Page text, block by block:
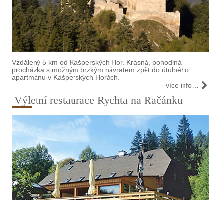
Vzdálený 5 km od Kašperských Hor. Krásná, pohodlná
procházka s možným brzkým návratem zpět do útulného
apartmánu v Kašperských Horách.
více info…
Výletní restaurace Rychta na Račánku